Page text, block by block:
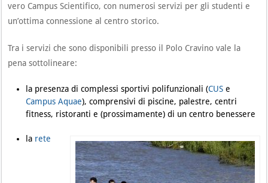
vero Campus Scientifico, con numerosi servizi per gli studenti e
un’ottima connessione al centro storico.
Tra i servizi che sono disponibili presso il Polo Cravino vale la
pena sottolineare:
la presenza di complessi sportivi polifunzionali (CUS e
Campus Aquae), comprensivi di piscine, palestre, centri
fitness, ristoranti e (prossimamente) di un centro benessere
la rete